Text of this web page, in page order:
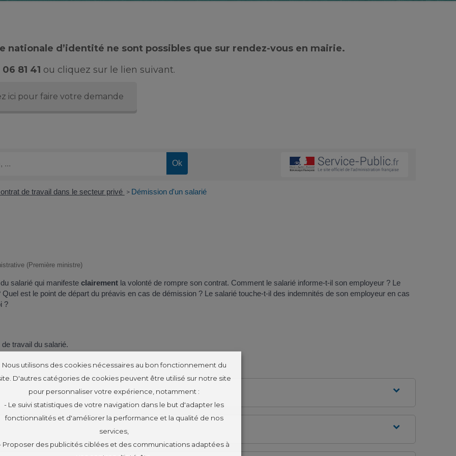
nationale d’identité ne sont possibles que sur rendez-vous en mairie.
81 41 ou cliquez sur le lien suivant.
ici pour faire votre demande
de travail dans le secteur privé > Démission d'un salarié
(Première ministre)
salarié qui manifesteclairement la volonté de rompre son contrat. Comment le salarié informe-t-il son employeur ? Le
est le point de départ du préavis en cas de démission ? Le salarié touche-t-il des indemnités de son employeur en cas
?
travail du salarié.
Nous utilisons des cookies nécessaires au bon fonctionnement du
D'autres catégories de cookies peuvent être utilisé sur notre site
pour personnaliser votre expérience, notamment :
- Le suivi statistiques de votre navigation dans le but d'adapter les
fonctionnalités et d'améliorer la performance et la qualité de nos
services,
Proposer des publicités ciblées et des communications adaptées à